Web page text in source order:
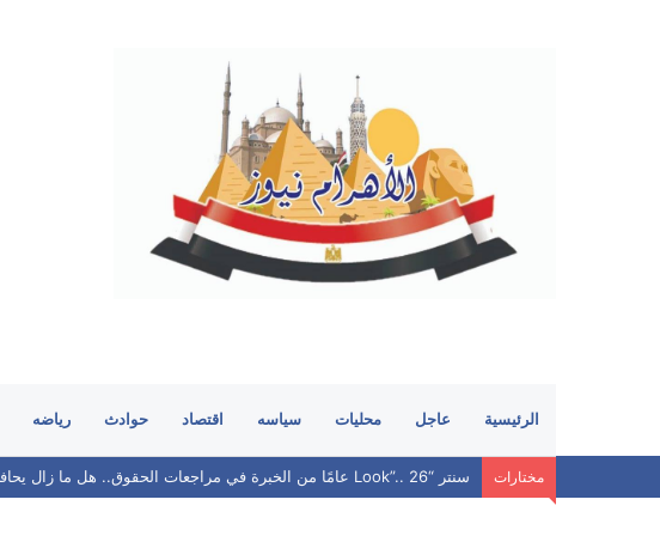
الرئيسية عاجل محليات سياسه اقتصاد حوادث رياضه
مختارات سنتر “Look”.. 26 عامًا من الخبرة في مراجعات الحقوق.. هل ما زال يحافظ على مكانته بين الطلاب؟